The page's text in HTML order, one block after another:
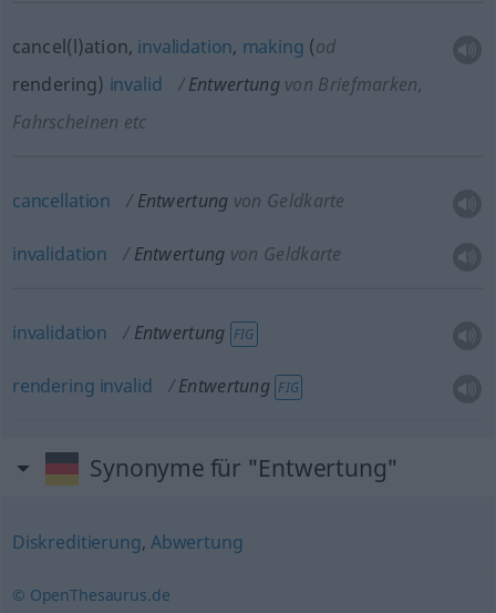
cancel(l)ation, invalidation, making (od
rendering) invalid Entwertung von Briefmarken,
Fahrscheinen etc
cancellation Entwertung von Geldkarte
invalidation Entwertung von Geldkarte
invalidation Entwertung FIG
rendering invalid Entwertung FIG
Synonyme für "Entwertung"
Diskreditierung, Abwertung
© OpenThesaurus.de